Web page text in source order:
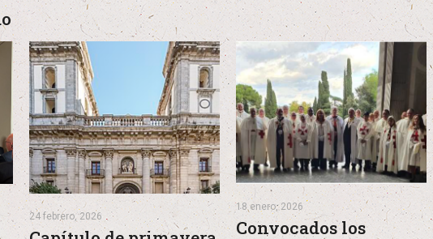
24 febrero, 2026
18 enero, 2026
Convocados los